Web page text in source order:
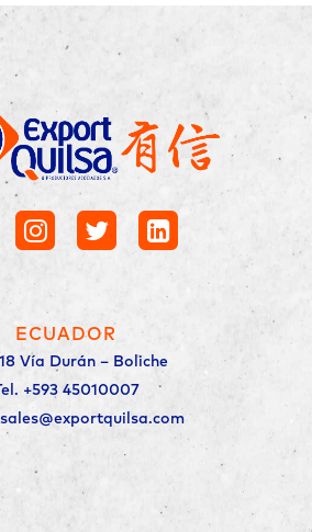
ECUADOR
Vía Durán – Boliche
+593 45010007